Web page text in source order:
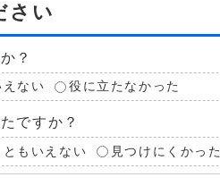
さい
？
えない 役に立たなかった
ですか？
ともいえない 見つけにくかった